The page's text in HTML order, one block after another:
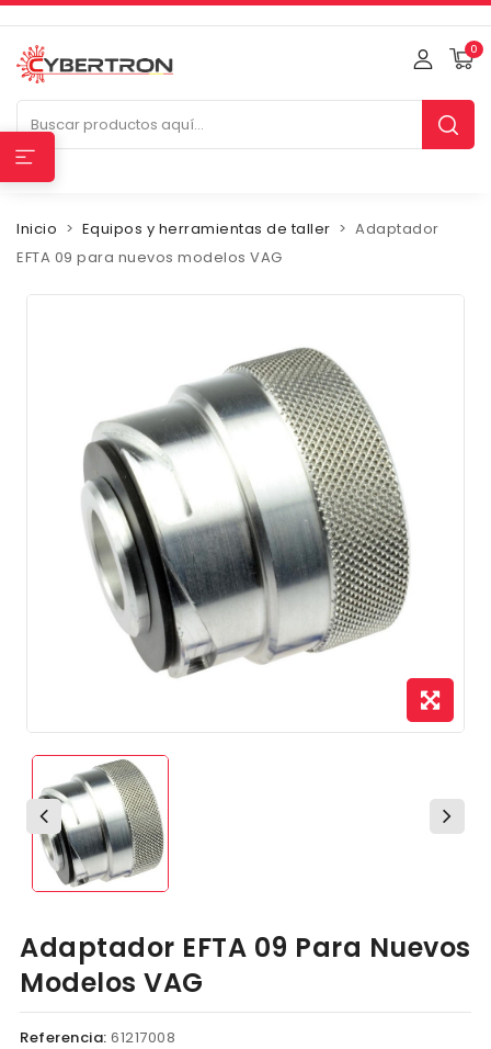
0
Inicio Equipos y herramientas de taller
Adaptador
EFTA 09 para nuevos modelos VAG
Adaptador EFTA 09 Para Nuevos
Modelos VAG
Referencia: 61217008